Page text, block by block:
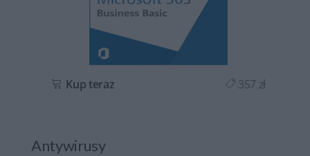
Kup teraz 357 zł
Antywirusy